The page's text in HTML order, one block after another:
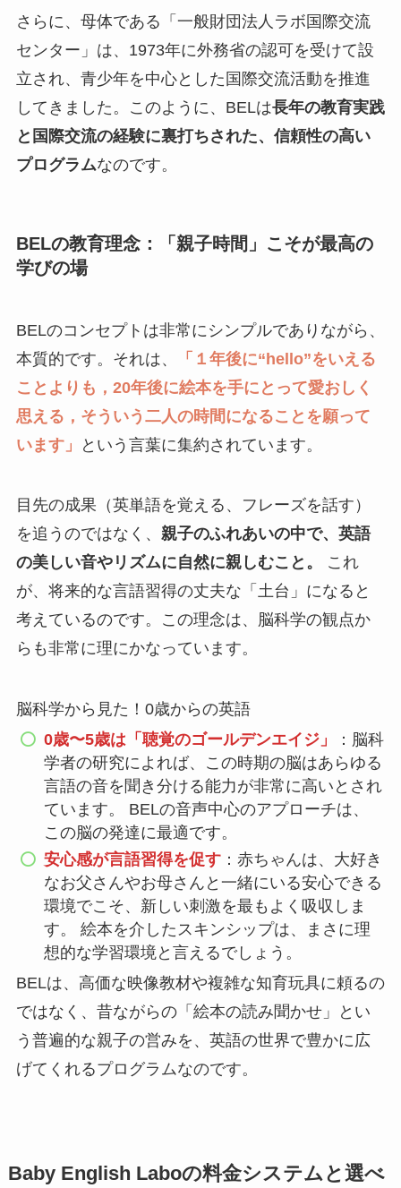
さらに、母体である「一般財団法人ラボ国際交流
センター」は、1973年に外務省の認可を受けて設
立され、青少年を中心とした国際交流活動を推進
してきました。このように、BELは長年の教育実践
と国際交流の経験に裏打ちされた、信頼性の高い
プログラムなのです。
BELの教育理念：「親子時間」こそが最高の
学びの場
BELのコンセプトは非常にシンプルでありながら、
本質的です。それは、
「１年後に“hello”をいえる
ことよりも，20年後に絵本を手にとって愛おしく
思える，そういう二人の時間になることを願って
います」
という言葉に集約されています。
目先の成果（英単語を覚える、フレーズを話す）
を追うのではなく、 親子のふれあいの中で、英語
の美しい音やリズムに自然に親しむこと。
これ
が、将来的な言語習得の丈夫な「土台」になると
考えているのです。この理念は、脳科学の観点か
らも非常に理にかなっています。
脳科学から見た！0歳からの英語
0歳〜5歳は「聴覚のゴールデンエイジ」
：脳科
学者の研究によれば、この時期の脳はあらゆる
言語の音を聞き分ける能力が非常に高いとされ
ています。 BELの音声中心のアプローチは、
この脳の発達に最適です。
安心感が言語習得を促す ：赤ちゃんは、大好き
なお父さんやお母さんと一緒にいる安心できる
環境でこそ、新しい刺激を最もよく吸収しま
す。 絵本を介したスキンシップは、まさに理
想的な学習環境と言えるでしょう。
BELは、高価な映像教材や複雑な知育玩具に頼るの
ではなく、昔ながらの「絵本の読み聞かせ」とい
う普遍的な親子の営みを、英語の世界で豊かに広
げてくれるプログラムなのです。
Baby English Laboの料金システムと選べ